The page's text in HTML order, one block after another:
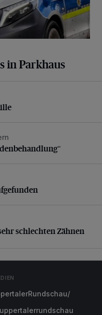
in Parkhaus
schlechten Zähnen
schlechten Zähnen